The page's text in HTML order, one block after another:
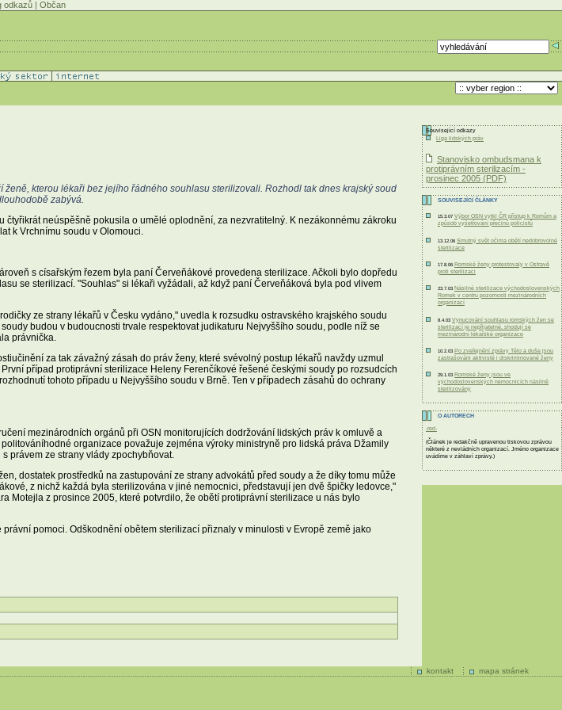
odkazů | Občan
kterou lékaři bez jejího řádného souhlasu sterilizovali. Rozhodl tak dnes krajský soud
zabývá.
neúspěšně pokusila o umělé oplodnění, za nezvratitelný. K nezákonnému zákroku
k Vrchnímu soudu v Olomouci.
s císařským řezem byla paní Červeňákové provedena sterilizace. Ačkoli bylo dopředu
se sterilizací. "Souhlas" si lékaři vyžádali, až když paní Červeňáková byla pod vlivem
ze strany lékařů v Česku vydáno," uvedla k rozsudku ostravského krajského soudu
budou v budoucnosti trvale respektovat judikaturu Nejvyššího soudu, podle níž se
právnička.
za tak závažný zásah do práv ženy, které svévolný postup lékařů navždy uzmul
případ protiprávní sterilizace Heleny Ferenčíkové řešené českými soudy po rozsudcích
tohoto případu u Nejvyššího soudu v Brně. Ten v případech zásahů do ochrany
mezinárodních orgánů při OSN monitorujících dodržování lidských práv k omluvě a
organizace považuje zejména výroky ministryně pro lidská práva Džamily
právem ze strany vlády zpochybňovat.
dostatek prostředků na zastupování ze strany advokátů před soudy a že díky tomu může
z nichž každá byla sterilizována v jiné nemocnici, představují jen dvě špičky ledovce,"
Motejla z prosince 2005, které potvrdilo, že obětí protiprávní sterilizace u nás bylo
pomoci. Odškodnění obětem sterilizací přiznaly v minulosti v Evropě země jako
Související odkazy
Liga lidských práv
Stanovisko ombudsmana k
protiprávním sterilizacím -
prosinec 2005 (PDF)
SOUVISEJÍCÍ ČLÁNKY
15.3.07 Výbor OSN vytkl ČR přístup k Romům a
způsob vyšetřování přečinů policistů
13.12.06 Smutný svět očima obětí nedobrovolné
sterilizace
17.8.06 Romské ženy protestovaly v Ostravě
proti sterilizaci
23.7.03 Násilné sterilizace východoslovenských
Romek v centru pozornosti mezinárodních
organizací
8.4.03 Vynucování souhlasu romských žen se
sterilizací je nepřijatelné, shodují se
mezinárodní lékařské organizace
10.2.03 Po zveřejnění zprávy Tělo a duše jsou
zastrašováni aktivisté i diskriminované ženy
29.1.03 Romské ženy jsou ve
východoslovenských nemocnicích násilně
sterilizovány
O AUTORECH
-red-
(Článek je redakčně upravenou tiskovou zprávou
některé z nevládních organizací. Jméno organizace
uvádíme v záhlaví zprávy.)
kontakt mapa stránek